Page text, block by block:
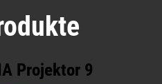
Projektor 9